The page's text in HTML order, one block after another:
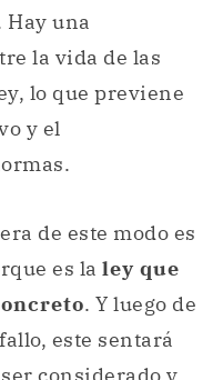
Hay una
la vida de las
lo que previene
y el
de este modo es
es la ley que
. Y luego de
este sentará
considerado y